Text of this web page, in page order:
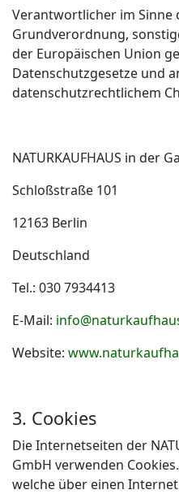
Verantwortlicher im Sinne
Grundverordnung,
der Europäischen Union
Datenschutzgesetze und
datenschutzrechtlichem
NATURKAUFHAUS in der
Schloßstraße 101
12163 Berlin
Deutschland
Tel.: 030 7934413
E-Mail:
Website:
3. Cookies
Die Internetseiten der
GmbH verwenden
welche über einen